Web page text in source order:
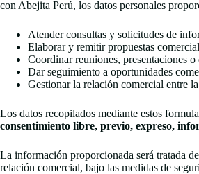
con Abejita Perú, los datos personales
Atender consultas y solicitudes de
Elaborar y remitir propuestas
Coordinar reuniones, presentaciones
Dar seguimiento a oportunidades
Gestionar la relación comercial entre
Los datos recopilados mediante estos
consentimiento libre, previo, expreso,
La información proporcionada será tratada
relación comercial, bajo las medidas de